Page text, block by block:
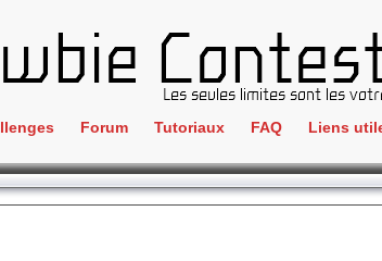
Forum Tutoriaux FAQ Liens
IRC